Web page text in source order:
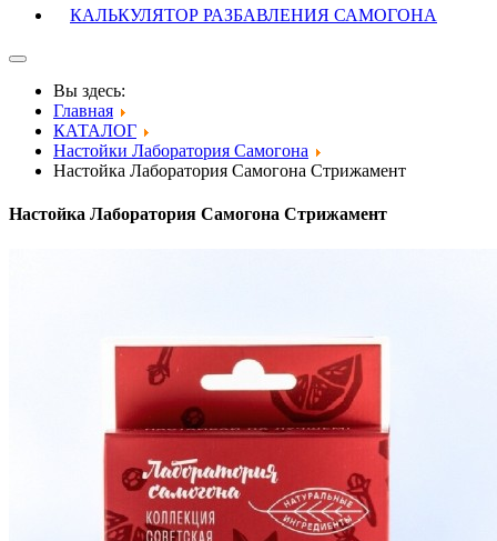
КАЛЬКУЛЯТОР РАЗБАВЛЕНИЯ САМОГОНА
Вы здесь:
Главная
КАТАЛОГ
Настойки Лаборатория Самогона
Настойка Лаборатория Самогона Стрижамент
Настойка Лаборатория Самогона Стрижамент